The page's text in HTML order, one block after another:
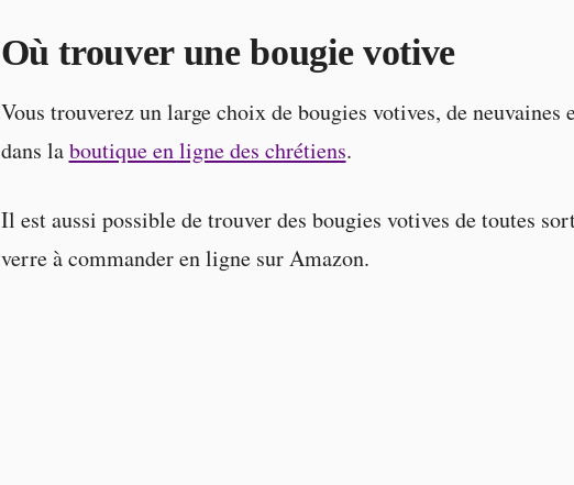
Où trouver une bougie votive
Vous trouverez un large choix de bougies votives, de neuvaines
dans laboutique en ligne des chrétiens.
Il est aussi possible de trouver des bougies votives de toutes
verre à commander en ligne sur Amazon.